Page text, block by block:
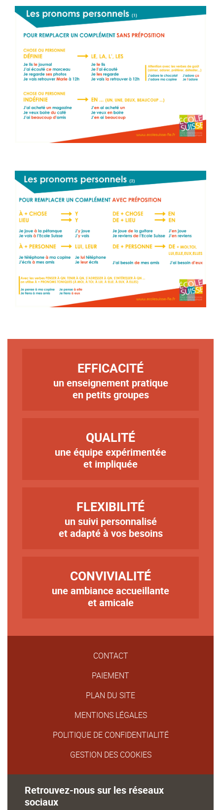
EFFICACITÉ
un enseignement pratique
en petits groupes
QUALITÉ
une équipe expérimentée
et impliquée
FLEXIBILITÉ
un suivi personnalisé
et adapté à vos besoins
CONVIVIALITÉ
Texteune ambiance accueillante
et amicale
CONTACT
PAIEMENT
PLAN DU SITE
MENTIONS LÉGALES
POLITIQUE DE CONFIDENTIALITÉ
GESTION DES COOKIES
Retrouvez-nous sur les réseaux
sociaux